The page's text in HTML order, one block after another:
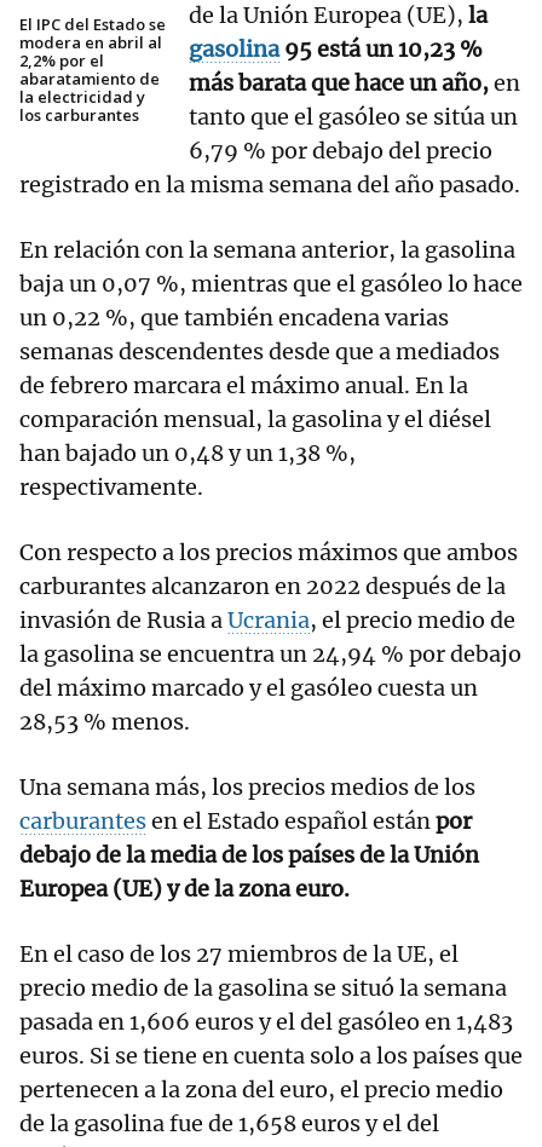
El IPC del Estado se
modera en abril al
2,2% por el
abaratamiento de
la electricidad y
los carburantes
de la Unión Europea (UE), la
gasolina95 está un 10,23 %
más barata que hace un año,en
tanto que el gasóleo se sitúa un
6,79 % por debajo del precio
registrado en la misma semana del año pasado.
En relación con la semana anterior, la gasolina
baja un 0,07 %, mientras que el gasóleo lo hace
un 0,22 %, que también encadena varias
semanas descendentes desde que a mediados
de febrero marcara el máximo anual. En la
comparación mensual, la gasolina y el diésel
han bajado un 0,48 y un 1,38 %,
respectivamente.
Con respecto a los precios máximos que ambos
carburantes alcanzaron en 2022 después de la
invasión de Rusia aUcrania, el precio medio de
la gasolina se encuentra un 24,94 % por debajo
del máximo marcado y el gasóleo cuesta un
28,53 % menos.
Una semana más, los precios medios de los
carburantesen el Estado español estánpor
debajo de la media de los países de la Unión
Europea (UE) y de la zona euro.
En el caso de los 27 miembros de la UE, el
precio medio de la gasolina se situó la semana
pasada en 1,606 euros y el del gasóleo en 1,483
euros. Si se tiene en cuenta solo a los países que
pertenecen a la zona del euro, el precio medio
de la gasolina fue de 1,658 euros y el del